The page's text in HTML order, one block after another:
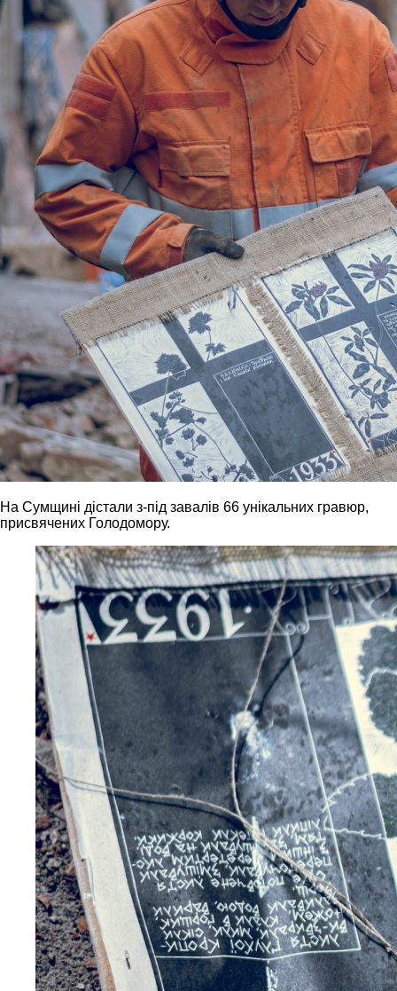
На Сумщині дістали з-під завалів 66 унікальних гравюр,
присвячених Голодомору.